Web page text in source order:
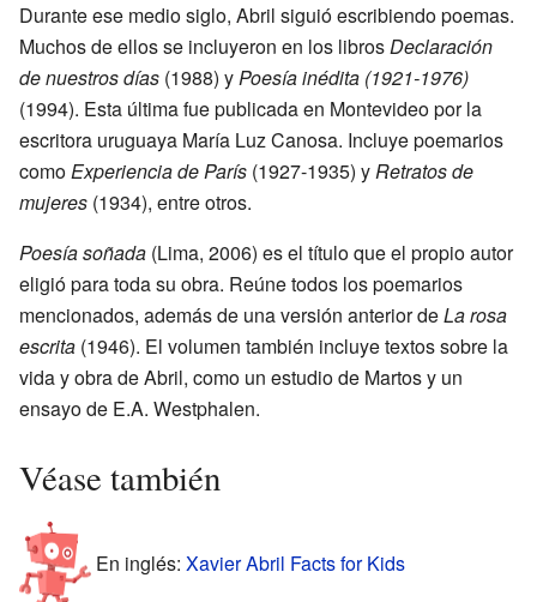
Durante ese medio siglo, Abril siguió escribiendo poemas.
Muchos de ellos se incluyeron en los librosDeclaración
de nuestros días (1988) yPoesía inédita (1921-1976)
(1994). Esta última fue publicada en Montevideo por la
escritora uruguaya María Luz Canosa. Incluye poemarios
comoExperiencia de París (1927-1935) yRetratos de
mujeres (1934), entre otros.
Poesía soñada (Lima, 2006) es el título que el propio autor
eligió para toda su obra. Reúne todos los poemarios
mencionados, además de una versión anterior deLa rosa
escrita (1946). El volumen también incluye textos sobre la
vida y obra de Abril, como un estudio de Martos y un
ensayo de E.A. Westphalen.
Véase también
En inglés: Xavier Abril Facts for Kids